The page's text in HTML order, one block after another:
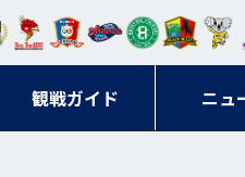
観戦ガイド ニュ
ンウ
ルヴ
ス福
ルネ コラ
ンマ
ーレ
ービ
ー石
ック